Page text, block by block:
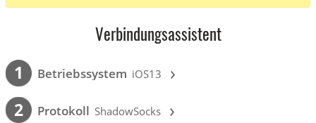
Verbindungsassistent
1 Betriebssystem iOS13 ›
2 Protokoll ShadowSocks ›